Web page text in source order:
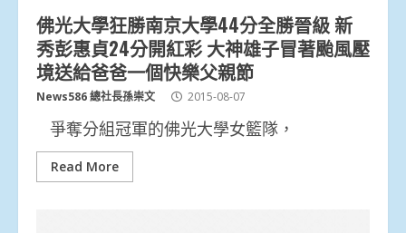
佛光大學狂勝南京大學44分全勝晉級 新
秀彭惠貞24分開紅彩 大神雄子冒著颱風壓
境送給爸爸一個快樂父親節
News586 總社長孫崇文 2015-08-07
爭奪分組冠軍的佛光大學女籃隊，
Read More